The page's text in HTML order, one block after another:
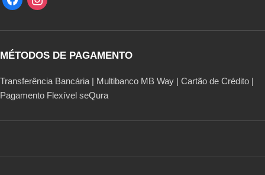
MÉTODOS DE PAGAMENTO
Transferência Bancária | Multibanco MB Way | Cartão de Crédito |
Pagamento Flexível seQura